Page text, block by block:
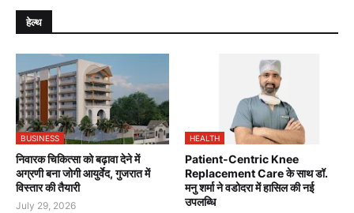
हेल्थ
BUSINESS
निवारक चिकित्सा को बढ़ावा देने में
अग्रणी बना जोगी आयुर्वेद, गुजरात में
विस्तार की तैयारी
July 29, 2026
HEALTH
Patient-Centric Knee
Replacement Care के साथ डॉ.
मनु शर्मा ने वडोदरा में हासिल की नई
उपलब्धि